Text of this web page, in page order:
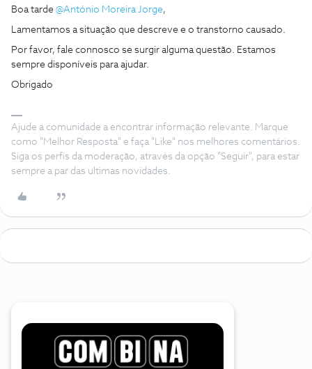
Boa tarde @António Moreira Jorge,
Lamentamos a situação que descreve e o transtorno causado.
Por favor, fale connosco se surgir alguma questão. Estamos
sempre disponíveis para ajudar.
Obrigado
Ajude a comunidade a encontrar informação relevante. Marque
como "Melhor Resposta" e faça "Like" nos melhores comentários.
Siga os perfis da moderação, através da opção "Seguir", para estar
sempre a par das ultimas novidades.